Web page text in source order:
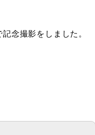
念撮影をしました。